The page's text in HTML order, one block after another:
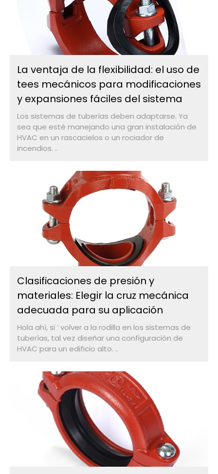
La ventaja de la flexibilidad: el uso de
tees mecánicos para modificaciones
y expansiones fáciles del sistema
Los sistemas de tuberías deben adaptarse. Ya
sea que esté manejando una gran instalación de
HVAC en un rascacielos o un rociador de
incendios. ..
Clasificaciones de presión y
materiales: Elegir la cruz mecánica
adecuada para su aplicación
Hola ahí, si ’ volver a la rodilla en los sistemas de
tuberías, tal vez diseñar una configuración de
HVAC para un edificio alto. ..